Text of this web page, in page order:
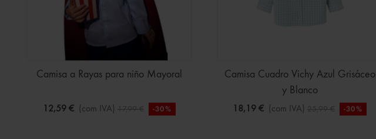
Camisa a Rayas para niño Mayoral
12,59 € (com IVA) 17,99 € -30%
Camisa Cuadro Vichy Azul Grisáceo
y Blanco
18,19 € (com IVA) 25,99 € -30%